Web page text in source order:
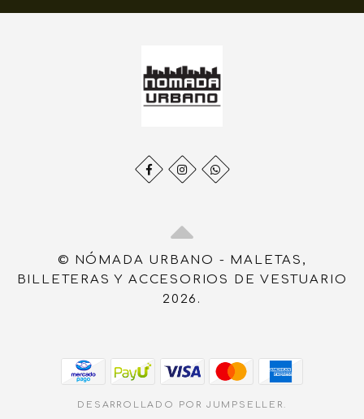
© NÓMADA URBANO - MALETAS,
BILLETERAS Y ACCESORIOS DE VESTUARIO
2026.
DESARROLLADO POR JUMPSELLER .